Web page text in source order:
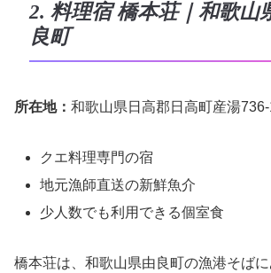
2. 料理宿 橋本荘｜和歌山
良町
所在地： 和歌山県日高郡日高町産湯736-
クエ料理専門の宿
地元漁師直送の新鮮魚介
少人数でも利用できる個室食
橋本荘は、和歌山県由良町の漁港そば